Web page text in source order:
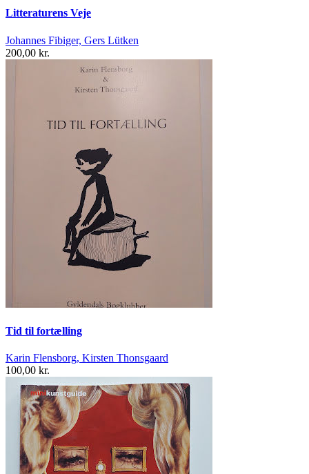
Litteraturens Veje
Johannes Fibiger, Gers Lütken
200,00 kr.
Tid til fortælling
Karin Flensborg, Kirsten Thonsgaard
100,00 kr.